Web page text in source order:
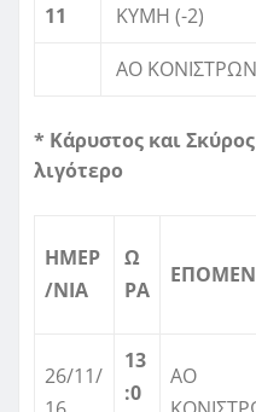
11
ΚΥΜΗ (-2)
ΑΟ ΚΟΝΙΣΤΡΩΝ
* Κάρυστος και
λιγότερο
ΗΜΕΡ
/ΝΙΑ
Ω
ΡΑ
26/11/
13
:0
ΑΟ